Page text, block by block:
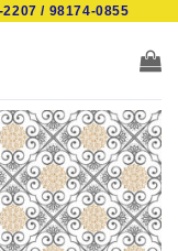
2207 / 98174-0855